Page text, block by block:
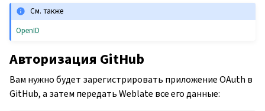
См. также
OpenID
Авторизация GitHub
Вам нужно будет зарегистрировать приложение OAuth в
GitHub, а затем передать Weblate все его данные: